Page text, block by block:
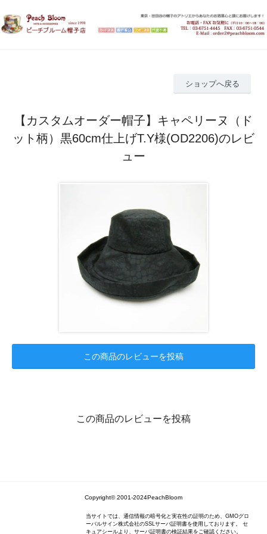
ショップへ戻る
【カスタムオーダー帽子】キャペリーヌ（ド
ット柄）黒60cm仕上げT.Y様(OD2206)のレビ
ュー
この商品のレビューを投稿
この商品のレビューを投稿
Copyright© 2001-2024PeachBloom
当サイトでは、通信情報の暗号化と実在性の証明のため、GMOグロ
ーバルサイン株式会社のSSLサーバ証明書を使用しております。 セ
キュアシールより、サーバ証明書の検証結果をご確認ください。